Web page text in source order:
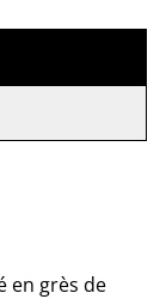
en grès de